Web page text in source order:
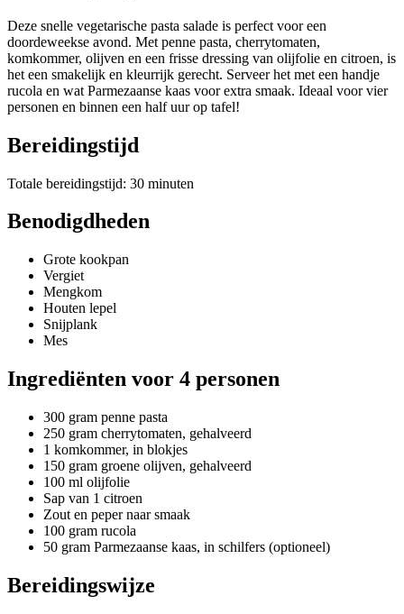
Deze snelle vegetarische pasta salade is perfect voor een
doordeweekse avond. Met penne pasta, cherrytomaten,
komkommer, olijven en een frisse dressing van olijfolie en citroen, is
het een smakelijk en kleurrijk gerecht. Serveer het met een handje
rucola en wat Parmezaanse kaas voor extra smaak. Ideaal voor vier
personen en binnen een half uur op tafel!
Bereidingstijd
Totale bereidingstijd: 30 minuten
Benodigdheden
Grote kookpan
Vergiet
Mengkom
Houten lepel
Snijplank
Mes
Ingrediënten voor 4 personen
300 gram penne pasta
250 gram cherrytomaten, gehalveerd
1 komkommer, in blokjes
150 gram groene olijven, gehalveerd
100 ml olijfolie
Sap van 1 citroen
Zout en peper naar smaak
100 gram rucola
50 gram Parmezaanse kaas, in schilfers (optioneel)
Bereidingswijze